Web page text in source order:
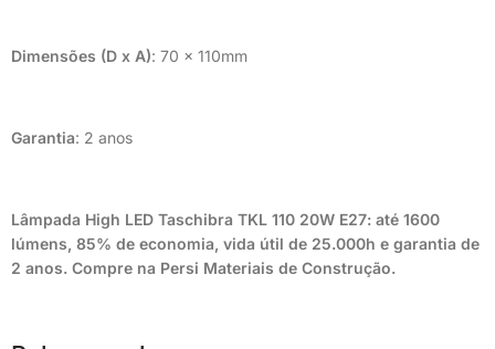
Dimensões (D x A): 70 x 110mm
Garantia: 2 anos
Lâmpada High LED Taschibra TKL 110 20W E27: até 1600
lúmens, 85% de economia, vida útil de 25.000h e garantia de
2 anos. Compre na Persi Materiais de Construção.